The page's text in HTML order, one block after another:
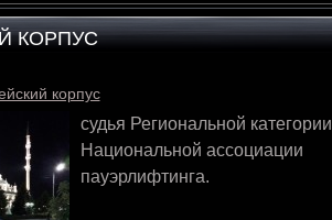
КОРПУС
корпус
судья Региональной категории
Национальной ассоциации
пауэрлифтинга.